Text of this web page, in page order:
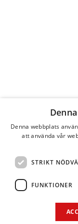
Denna webbplats
att använda vår
STRIKT
FUNKTIONER